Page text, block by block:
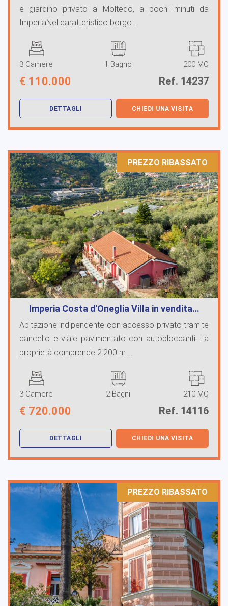
e giardino privato a Moltedo, a pochi minuti da
ImperiaNel caratteristico borgo ...
3 Camere 1 Bagno 200 MQ
€ 110.000 Ref. 14237
DETTAGLI CHIEDI UNA VISITA
PREZZO RIBASSATO
Imperia Costa d'Oneglia Villa in vendita…
Abitazione indipendente con accesso privato tramite
cancello e viale pavimentato con autobloccanti. La
proprietà comprende 2.200 m ...
3 Camere 2 Bagni 210 MQ
€ 720.000 Ref. 14116
DETTAGLI CHIEDI UNA VISITA
PREZZO RIBASSATO